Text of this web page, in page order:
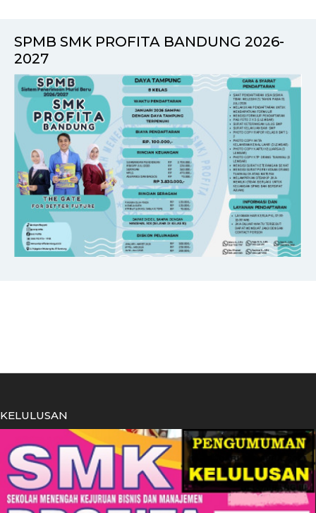
SPMB SMK PROFITA BANDUNG 2026-
2027
KELULUSAN